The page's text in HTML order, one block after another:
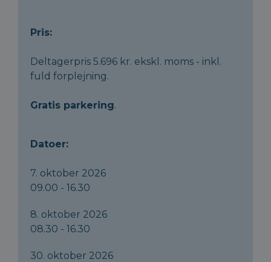
Pris:
Deltagerpris 5.696 kr. ekskl. moms - inkl.
fuld forplejning.
Gratis parkering.
Datoer:
7. oktober 2026
09.00 - 16.30
8. oktober 2026
08.30 - 16.30
30. oktober 2026